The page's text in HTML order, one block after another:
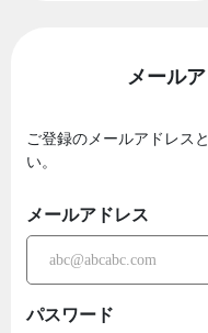
メール
ご登録のメールアドレス
い。
メールアドレス
パスワード